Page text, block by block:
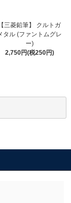
【三菱鉛筆】 クルトガ
タル (ファントムグレ
ー)
2,750円(税250円)